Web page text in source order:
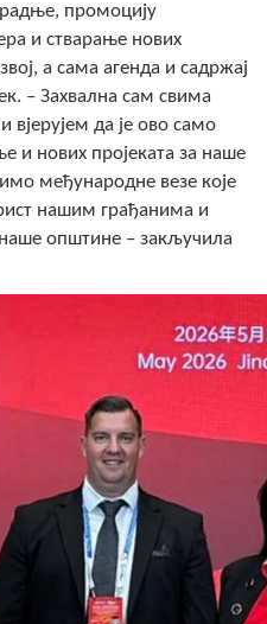
промоцију
и стварање нових
а сама агенда и садржај
– Захвална сам свима
вјерујем да је ово само
и нових пројеката за наше
међународне везе које
нашим грађанима и
општине – закључила